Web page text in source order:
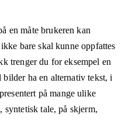
en måte brukeren kan
bare skal kunne oppfattes
trenger du for eksempel en
bilder ha en alternativ tekst, i
på mange ulike
syntetisk tale, på skjerm,